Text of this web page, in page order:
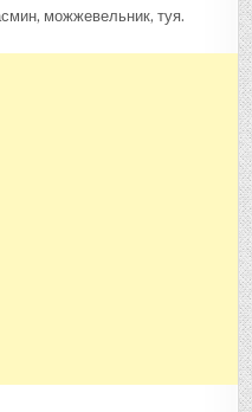
можжевельник, туя.